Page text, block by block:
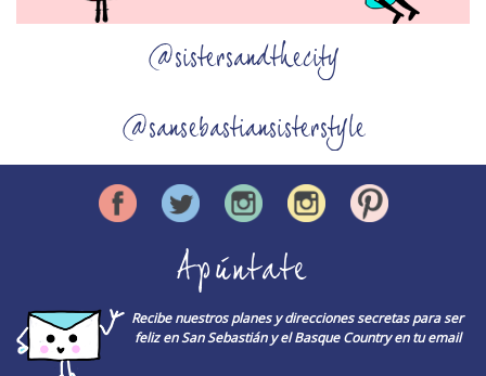
@sistersandthecity
@sansebastiansisterstyle
Apúntate
Recibe nuestros planes y direcciones secretas para ser
feliz en San Sebastián y el Basque Country en tu email